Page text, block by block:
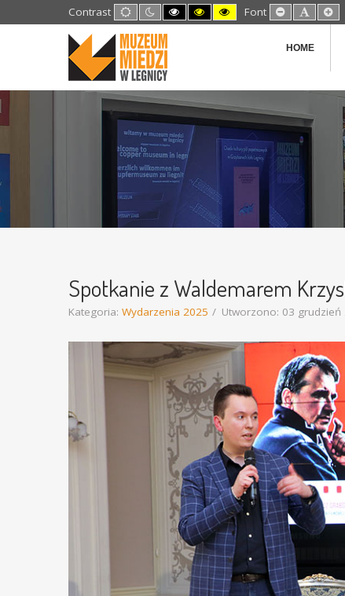
Contrast Default
mode
Night
mode
High
Contrast
High
Contrast
High
Contrast
Font Set
Smaller
Set
Default
Set
HOME
Spotkanie z Waldemarem
Kategoria: Wydarzenia 2025 Utworzono: 03 grudzień